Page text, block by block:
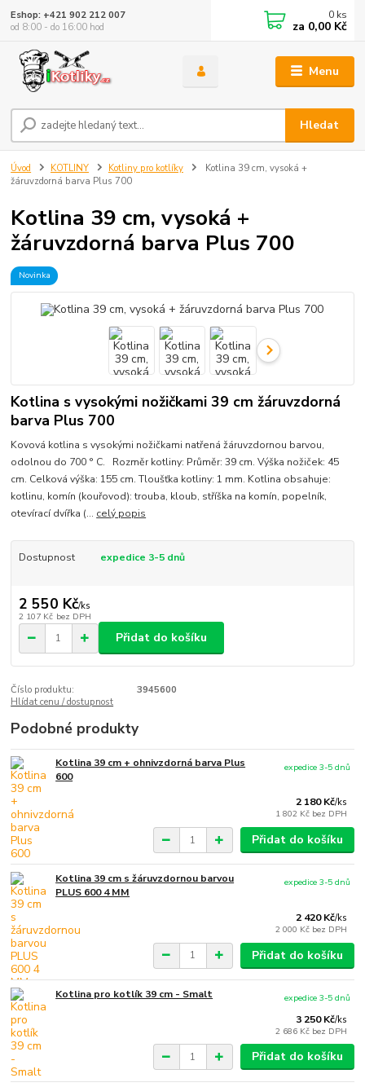
Menu
Hledat
Eshop: +421 902 212 007
od 8:00 - do 16:00 hod
0 ks
za 0,00 Kč
Úvod KOTLINY Kotliny pro kotlíky
Kotlina 39 cm, vysoká +
žáruvzdorná barva Plus 700
Kotlina 39 cm, vysoká +
žáruvzdorná barva Plus 700
Novinka
Kotlina s vysokými nožičkami 39 cm žáruvzdorná
barva Plus 700
Kovová kotlina s vysokými nožičkami natřená žáruvzdornou barvou,
odolnou do 700 ° C. Rozměr kotliny: Průměr: 39 cm. Výška nožiček: 45
cm. Celková výška: 155 cm. Tloušťka kotliny: 1 mm. Kotlina obsahuje:
kotlinu, komín (kouřovod): trouba, kloub, stříška na komín, popelník,
otevírací dvířka (... celý popis
Dostupnost expedice 3-5 dnů
2 550 Kč/ks
2 107 Kč bez DPH
Přidat do košíku
Číslo produktu:
3945600
Hlídat cenu / dostupnost
Podobné produkty
Kotlina 39 cm + ohnivzdorná barva Plus
600
2 180 Kč/ks
1 802 Kč bez DPH
expedice 3-5 dnů
Přidat do košíku
Kotlina 39 cm s žáruvzdornou barvou
PLUS 600 4 MM
2 420 Kč/ks
2 000 Kč bez DPH
expedice 3-5 dnů
Přidat do košíku
Kotlina pro kotlík 39 cm - Smalt
3 250 Kč/ks
2 686 Kč bez DPH
expedice 3-5 dnů
Přidat do košíku